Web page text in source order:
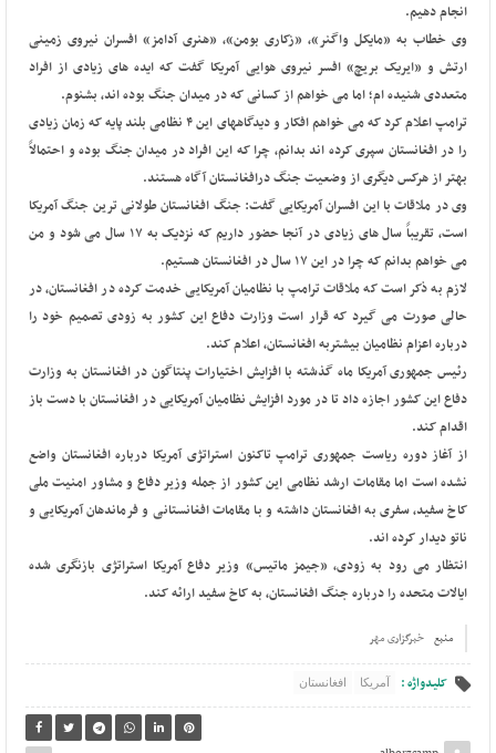
انجام دهیم.
وی خطاب به «مایکل واگنر»، «زکاری بومن»، «هنری آدامز» افسران نیروی زمینی
ارتش و «ایریک بریچ» افسر نیروی هوایی آمریکا گفت که ایده های زیادی از افراد
متعددی شنیده ام؛ اما می خواهم از کسانی که در میدان جنگ بوده اند، بشنوم.
ترامپ اعلام کرد که می خواهم افکار و دیدگاههای این ۴ نظامی بلند پایه که زمان زیادی
را در افغانستان سپری کرده اند بدانم، چرا که این افراد در میدان جنگ بوده و احتمالاً
بهتر از هرکس دیگری از وضعیت جنگ درافغانستان آگاه هستند.
وی در ملاقات با این افسران آمریکایی گفت: جنگ افغانستان طولانی ترین جنگ آمریکا
است، تقریباً سال های زیادی در آنجا حضور داریم که نزدیک به ۱۷ سال می شود و من
می خواهم بدانم که چرا در این ۱۷ سال در افغانستان هستیم.
لازم به ذکر است که ملاقات ترامپ با نظامیان آمریکایی خدمت کرده در افغانستان، در
حالی صورت می گیرد که قرار است وزارت دفاع این کشور به زودی تصمیم خود را
درباره اعزام نظامیان بیشتربه افغانستان، اعلام کند.
رئیس جمهوری آمریکا ماه گذشته با افزایش اختیارات پنتاگون در افغانستان به وزارت
دفاع این کشور اجازه داد تا در مورد افزایش نظامیان آمریکایی در افغانستان با دست باز
اقدام کند.
از آغاز دوره ریاست جمهوری ترامپ تاکنون استراتژی آمریکا درباره افغانستان واضع
نشده است اما مقامات ارشد نظامی این کشور از جمله وزیر دفاع و مشاور امنیت ملی
کاخ سفید، سفری به افغانستان داشته و با مقامات افغانستانی و فرماندهان آمریکایی و
ناتو دیدار کرده اند.
انتظار می رود به زودی، «جیمز ماتیس» وزیر دفاع آمریکا استراتژی بازنگری شده
ایالات متحده را درباره جنگ افغانستان، به کاخ سفید ارائه کند.
منبع خبرگزاری مهر
کلیدواژه : آمریکا افغانستان